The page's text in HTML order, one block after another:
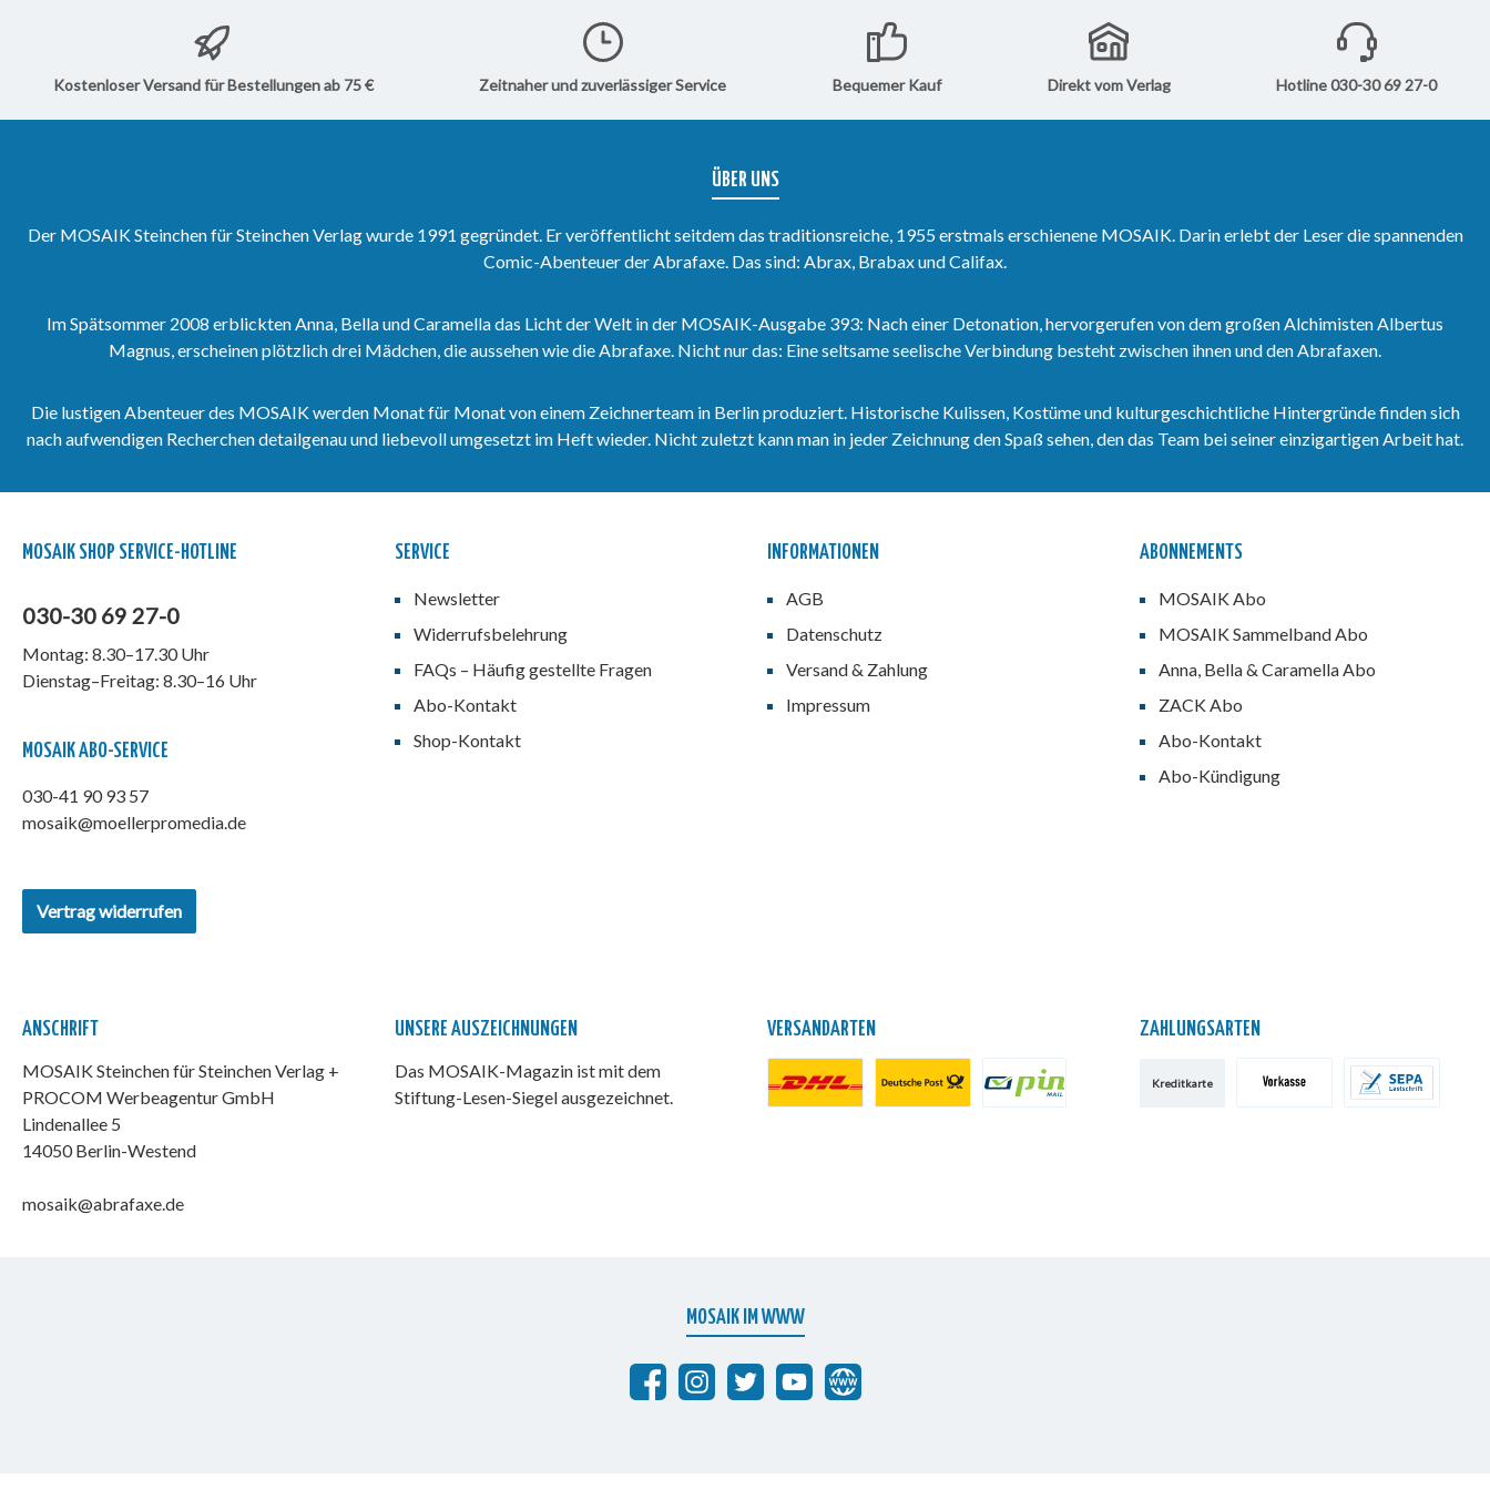
Fehltritt ein ganzes Dorf vor
einen Schritt voraus war, das
erzählen die Abrafaxe als
Illustrirten Zeitung“ in diesem
Kostenloser Versand für Bestellungen ab 75 € Zeitnaher und zuverlässiger Service Bequemer Kauf Direkt vom Verlag Hotline 030-30 69 27-0
ÜBER UNS
Der MOSAIK Steinchen für Steinchen Verlag wurde 1991 gegründet. Er veröffentlicht seitdem das traditionsreiche, 1955 erstmals erschienene MOSAIK. Darin erlebt der Leser die spannenden
Comic-Abenteuer der Abrafaxe. Das sind: Abrax, Brabax und Califax.
Im Spätsommer 2008 erblickten Anna, Bella und Caramella das Licht der Welt in der MOSAIK-Ausgabe 393: Nach einer Detonation, hervorgerufen von dem großen Alchimisten Albertus
Magnus, erscheinen plötzlich drei Mädchen, die aussehen wie die Abrafaxe. Nicht nur das: Eine seltsame seelische Verbindung besteht zwischen ihnen und den Abrafaxen.
Die lustigen Abenteuer des MOSAIK werden Monat für Monat von einem Zeichnerteam in Berlin produziert. Historische Kulissen, Kostüme und kulturgeschichtliche Hintergründe finden sich
nach aufwendigen Recherchen detailgenau und liebevoll umgesetzt im Heft wieder. Nicht zuletzt kann man in jeder Zeichnung den Spaß sehen, den das Team bei seiner einzigartigen Arbeit hat.
MOSAIK SHOP SERVICE-HOTLINE
030-30 69 27-0
Montag: 8.30–17.30 Uhr
Dienstag–Freitag: 8.30–16 Uhr
MOSAIK ABO-SERVICE
030-41 90 93 57
mosaik@moellerpromedia.de
Vertrag widerrufen
SERVICE
Newsletter
Widerrufsbelehrung
FAQs – Häufig gestellte Fragen
Abo-Kontakt
Shop-Kontakt
INFORMATIONEN
AGB
Datenschutz
Versand & Zahlung
Impressum
ABONNEMENTS
MOSAIK Abo
MOSAIK Sammelband Abo
Anna, Bella & Caramella Abo
ZACK Abo
Abo-Kontakt
Abo-Kündigung
ANSCHRIFT
MOSAIK Steinchen für Steinchen Verlag +
PROCOM Werbeagentur GmbH
Lindenallee 5
14050 Berlin-Westend
mosaik@abrafaxe.de
UNSERE AUSZEICHNUNGEN
Das MOSAIK-Magazin ist mit dem
Stiftung-Lesen-Siegel ausgezeichnet.
VERSANDARTEN ZAHLUNGSARTEN
Kreditkarte
MOSAIK IM WWW
Abrafaxe auf Facebook
MOSAIK auf Instagram
MOSAIK auf Twitter
MOSAIK auf YouTube
abrafaxe.com